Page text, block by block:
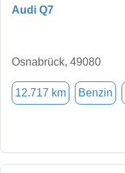
Audi Q7
Osnabrück, 49080
12.717 km Benzin